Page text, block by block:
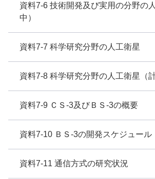
資料7-6 技術開発及び実用の分野の
中）
資料7-7 科学研究分野の人工衛星
資料7-8 科学研究分野の人工衛星（計
資料7-9 ＣＳ-3及びＢＳ-3の概要
資料7-10 ＢＳ-3の開発スケジュール
資料7-11 通信方式の研究状況